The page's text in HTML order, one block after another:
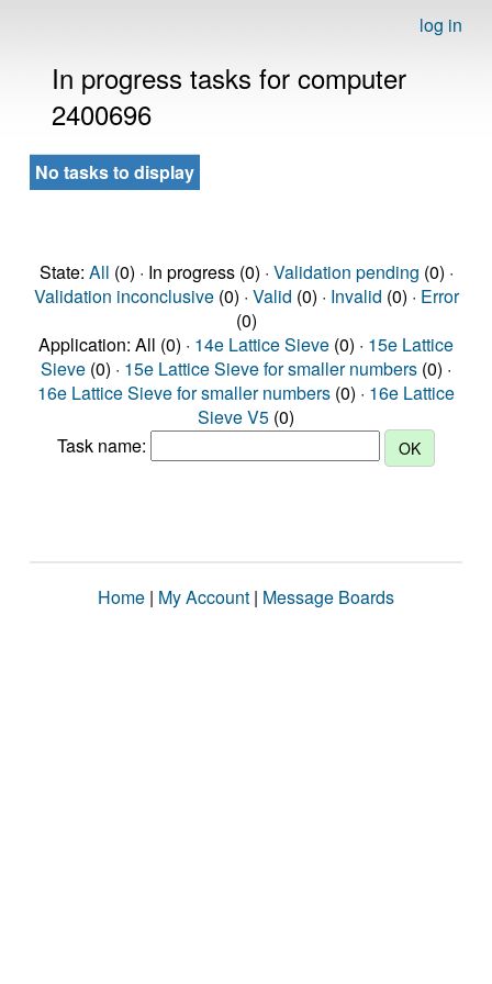
log in
In progress tasks for computer
2400696
No tasks to display
State: All (0) · In progress (0) · Validation pending (0) ·
Validation inconclusive(0) · Valid (0) · Invalid (0) · Error
(0)
Application: All (0) · 14e Lattice Sieve (0) · 15e Lattice
Sieve (0) · 15e Lattice Sieve for smaller numbers (0) ·
16e Lattice Sieve for smaller numbers (0) · 16e Lattice
Sieve V5 (0)
Task name:
Home | My Account | Message Boards